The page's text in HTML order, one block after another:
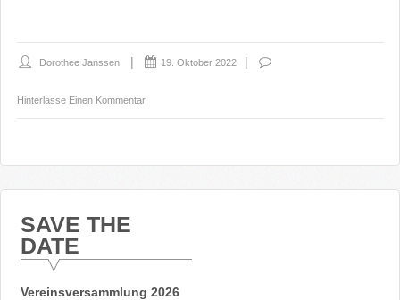
Dorothee Janssen 19. Oktober 2022
Hinterlasse Einen Kommentar
SAVE THE
DATE
Vereinsversammlung 2026